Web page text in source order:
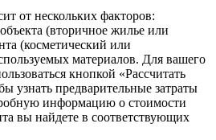
от нескольких факторов:
(вторичное жилье или
(косметический или
материалов. Для вашего
кнопкой «Рассчитать
узнать предварительные затраты
информацию о стоимости
вы найдете в соответствующих